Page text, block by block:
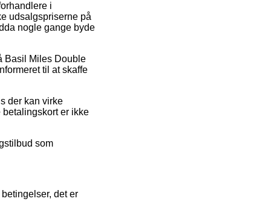
i
udsalgspriserne på
nogle gange byde
Basil Miles Double
til at skaffe
der kan virke
er ikke
som
det er